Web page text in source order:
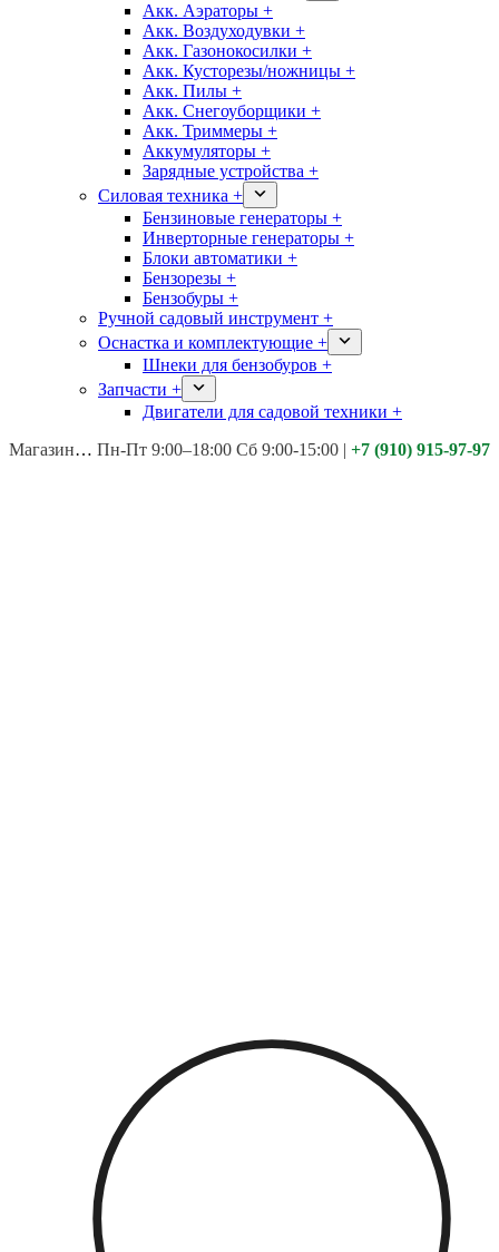
Акк. Аэраторы +
Акк. Воздуходувки +
Акк. Газонокосилки +
Акк. Кусторезы/ножницы +
Акк. Пилы +
Акк. Снегоуборщики +
Акк. Триммеры +
Аккумуляторы +
Зарядные устройства +
Силовая техника +
Бензиновые генераторы +
Инверторные генераторы +
Блоки автоматики +
Бензорезы +
Бензобуры +
Ручной садовый инструмент +
Оснастка и комплектующие +
Шнеки для бензобуров +
Запчасти +
Двигатели для садовой техники +
Магазины: Калуга ул. Московская д.113
Пн-Пт 9:00–18:00 Сб 9:00-15:00 | +7 (910) 915-97-97